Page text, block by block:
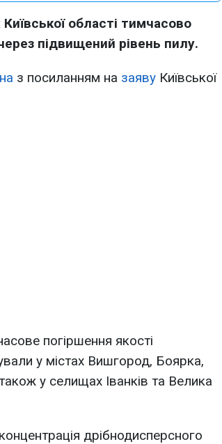
області тимчасово
підвищений рівень пилу.
з посиланням на заяву Київської
погіршення якості
у містах Вишгород, Боярка,
у селищах Іванків та Велика
дрібнодисперсного